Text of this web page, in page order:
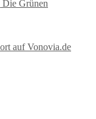
Grünen
auf Vonovia.de